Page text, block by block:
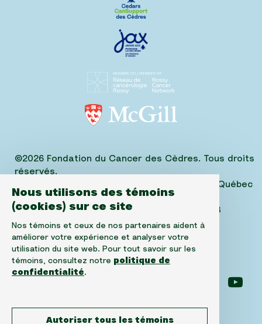
Nous utilisons des témoins
(cookies) sur ce site
Nos témoins et ceux de nos partenaires aident à
améliorer votre expérience et analyser votre
utilisation du site web. Pour tout savoir sur les
témoins, consultez notre politique de
confidentialité.
Autoriser tous les témoins
©2026 Fondation du Cancer des Cèdres. Tous droits
réservés.
1310, avenue Greene, Suite 520, Westmount, Québec
H3Z 2B2,
Téléphone: (514) 656-6662, Fax: (514) 303-1288
No. ARC 10520-2501-RR-0001
Suivez-nous sur instagram
Suivez-nous sur